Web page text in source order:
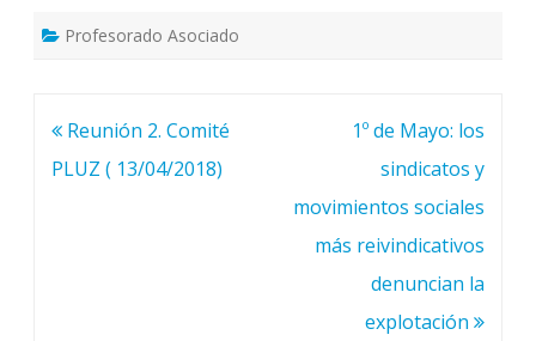
Profesorado Asociado
Navegación
de
Reunión 2. Comité
PLUZ ( 13/04/2018)
1º de Mayo: los
sindicatos y
movimientos sociales
más reivindicativos
denuncian la
explotación